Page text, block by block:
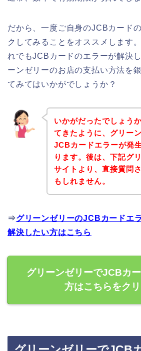
だから、一度ご自身のJCBカード
クしてみることをオススメします
れでもJCBカードのエラーが解決
ーンゼリーのお店の支払い方法を
てみてはいかがでしょうか？
いかがだったでしょう
てきたように、グリー
JCBカードエラーが発
ります。後は、下記グ
サイトより、直接質問
もしれません。
⇒グリーンゼリーのJCBカードエ
解決したい方はこちら
グリーンゼリーでJCBカ
方はこちらをク